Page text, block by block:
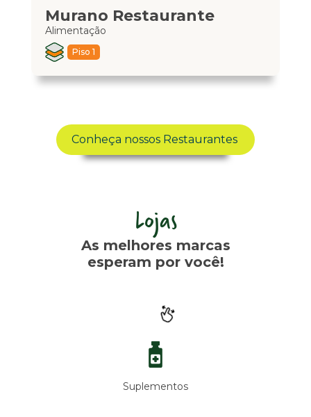
Murano Restaurante
Alimentação
Piso 1
Conheça nossos Restaurantes
Lojas
As melhores marcas
esperam por você!
Suplementos